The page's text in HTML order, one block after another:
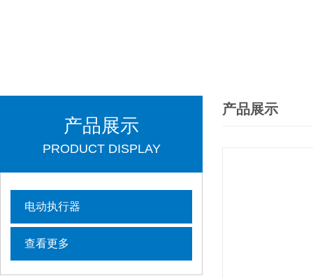
产品展示
PRODUCT DISPLAY
电动执行器
查看更多
产品展示